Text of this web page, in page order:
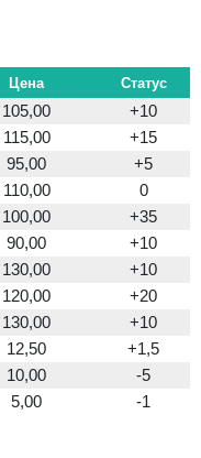
Цена Статус
105,00
+10
115,00
+15
95,00
+5
110,00
0
100,00
+35
90,00
+10
130,00
+10
120,00
+20
130,00
+10
12,50
+1,5
10,00
-5
5,00 -1